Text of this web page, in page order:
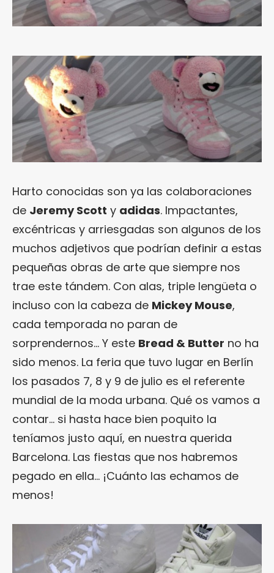
Harto conocidas son ya las colaboraciones
de Jeremy Scott y adidas. Impactantes,
excéntricas y arriesgadas son algunos de los
muchos adjetivos que podrían definir a estas
pequeñas obras de arte que siempre nos
trae este tándem. Con alas, triple lengüeta o
incluso con la cabeza de Mickey Mouse,
cada temporada no paran de
sorprendernos… Y este Bread & Butter no ha
sido menos. La feria que tuvo lugar en Berlín
los pasados 7, 8 y 9 de julio es el referente
mundial de la moda urbana. Qué os vamos a
contar… si hasta hace bien poquito la
teníamos justo aquí, en nuestra querida
Barcelona. Las fiestas que nos habremos
pegado en ella… ¡Cuánto las echamos de
menos!